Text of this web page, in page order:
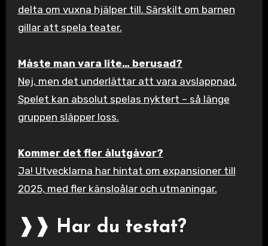
delta om vuxna hjälper till. Särskilt om barnen
gillar att spela teater.
Måste man vara lite… berusad?
Nej, men det underlättar att vara avslappnad.
Spelet kan absolut spelas nyktert – så länge
gruppen släpper loss.
Kommer det fler ålutgåvor?
Ja! Utvecklarna har hintat om expansioner till
2025, med fler känsloålar och utmaningar.
❱❱ Har du testat?